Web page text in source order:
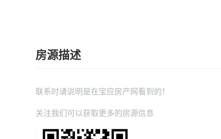
房源描述
联系时请说明是在宝应房产网 看到的！
关注我们可以获取更多的房源信息